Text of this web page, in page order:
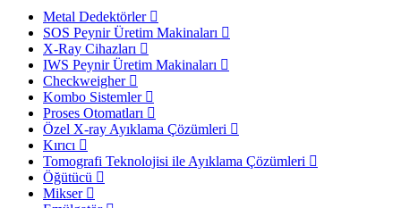
Metal Dedektörler
SOS Peynir Üretim Makinaları
X-Ray Cihazları
IWS Peynir Üretim Makinaları
Checkweigher
Kombo Sistemler
Proses Otomatları
Özel X-ray Ayıklama Çözümleri
Kırıcı
Tomografi Teknolojisi ile Ayıklama Çözümleri
Öğütücü
Mikser